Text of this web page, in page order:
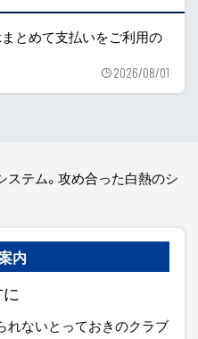
まとめて支払いをご利用の
2026/08/01
テム。攻め合った白熱のシ
内
れないとっておきのクラブ